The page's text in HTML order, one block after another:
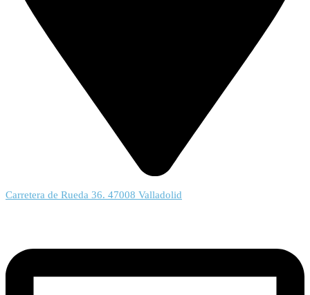
Carretera de Rueda 36. 47008 Valladolid